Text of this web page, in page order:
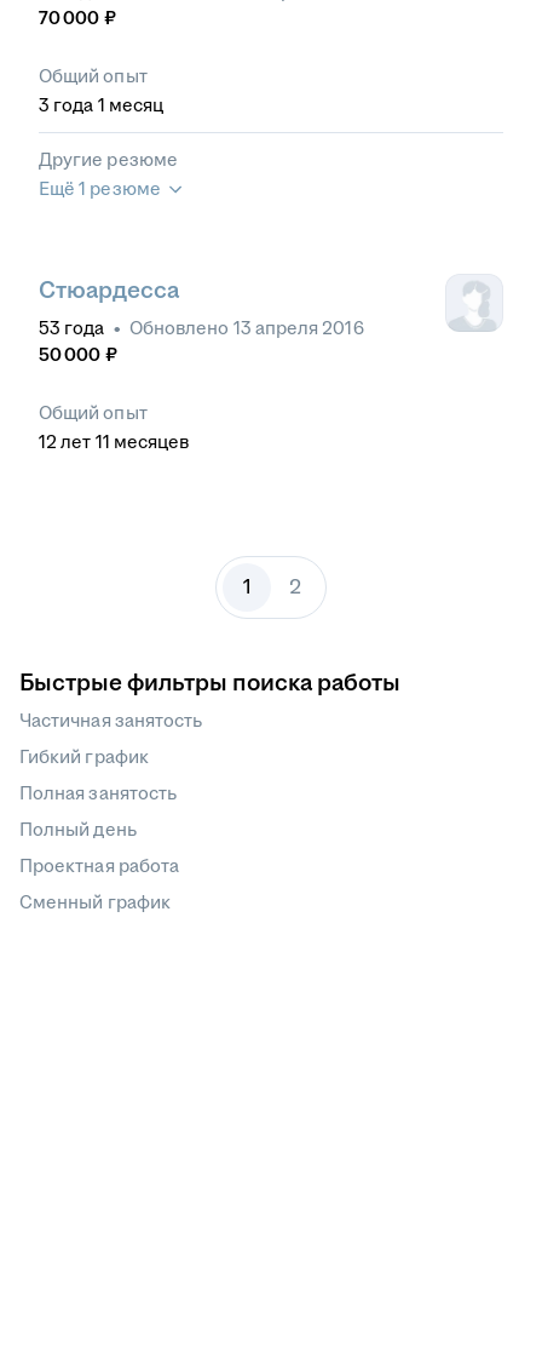
70 000 ₽
Общий опыт
3 года 1 месяц
Другие резюме
Ещё 1 резюме
Стюардесса
53 года • Обновлено 13 апреля 2016
50 000 ₽
Общий опыт
12 лет 11 месяцев
1 2
Быстрые фильтры поиска работы
Частичная занятость
Гибкий график
Полная занятость
Полный день
Проектная работа
Сменный график